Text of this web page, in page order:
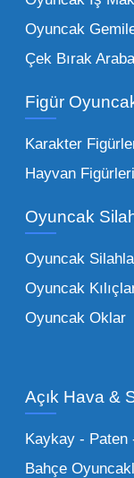
Peluş
en
Eğitici
ürün
Oyuncak
stok
Küçük
sağlayan
Oyuncak
Çek Bırak
Figür
Karakter
Hayvan Figürleri
Oyuncak
Oyuncak
Oyuncak
Oyuncak Oklar
Açık Hava &
Kaykay - Paten
Bahçe